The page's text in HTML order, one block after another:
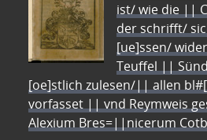
ist/ wie die ||
der schrifft/
[ue]ssen/
Teuffel ||
[oe]stlich zulesen/|| allen
vorfasset || vnd Reymweis
Alexium Bres=||nicerum